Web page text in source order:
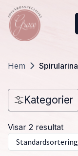
Hem Spirularina
Kategorier
Visar 2 resultat